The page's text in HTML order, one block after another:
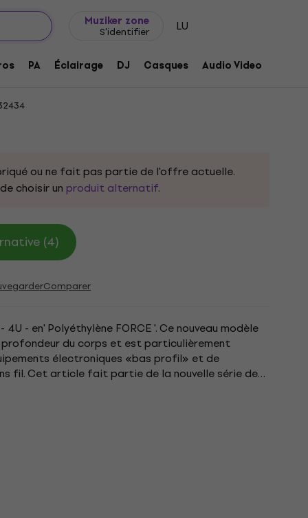
Muziker zone
S'identifier LU
PA Éclairage DJ Casques Audio Video
ou ne fait pas partie de l'offre actuelle.
choisir un produit alternatif.
(4)
Comparer
- en' Polyéthylène FORCE '. Ce nouveau modèle
du corps et est particulièrement
électroniques «bas profil» et de
fil. Cet article fait partie de la nouvelle série de